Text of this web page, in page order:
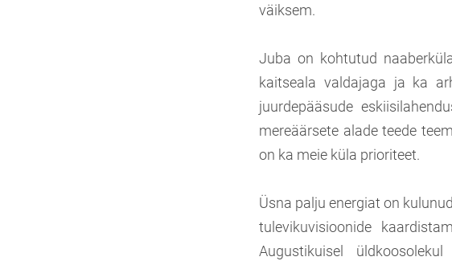
väiksem.
Juba on kohtutud
kaitseala valdajaga ja ka
juurdepääsude
mereäärsete alade teede
on ka meie küla prioriteet.
Üsna palju energiat on
tulevikuvisioonide
Augustikuisel